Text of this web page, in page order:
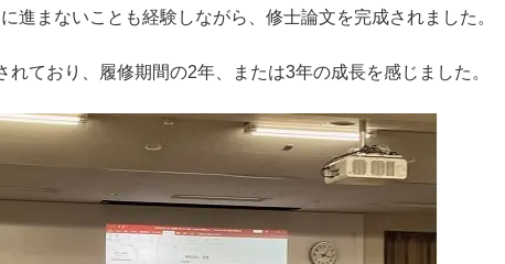
進まないことも経験しながら、修士論文を完成されました。
ており、履修期間の2年、または3年の成長を感じました。